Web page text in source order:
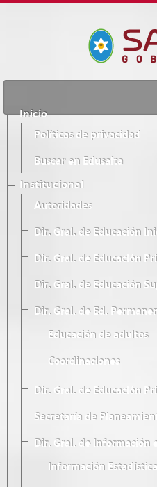
Inicio
Políticas de privacidad
Buscar en Edusalta
Institucional
Autoridades
Dir. Gral. de Educación
Dir. Gral. de Educación
Dir. Gral. de Educación
Dir. Gral. de Ed.
Educación de adultos
Coordinaciones
Dir. Gral. de Educación
Secretaría de
Dir. Gral. de Información
Información Estadística